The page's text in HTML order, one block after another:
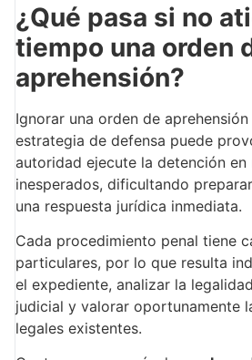
¿Qué pasa si no
tiempo una orden
aprehensión?
Ignorar una orden de
estrategia de defensa puede
autoridad ejecute la detención en
inesperados, dificultando
una respuesta jurídica inmediata.
Cada procedimiento penal tiene
particulares, por lo que resulta
el expediente, analizar la
judicial y valorar oportunamente
legales existentes.